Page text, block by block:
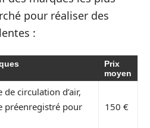
pour réaliser des
:
Prix
moyen
de circulation d’air,
préenregistré pour
150 €